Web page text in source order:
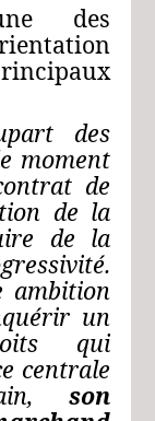
des
des
moment
de
de la
de la
ambition
un
qui
centrale
son